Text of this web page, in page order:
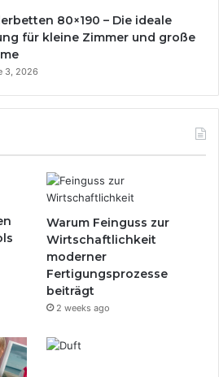
80×190 – Die ideale
für kleine Zimmer und große
3, 2026
Warum Feinguss zur
Wirtschaftlichkeit
moderner
Fertigungsprozesse
beiträgt
2 weeks ago